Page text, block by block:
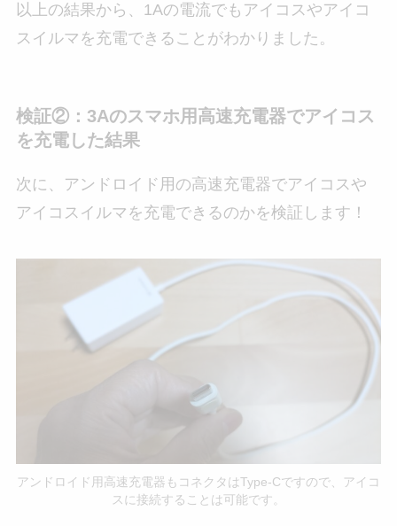
以上の結果から、1Aの電流でもアイコスやアイコ
スイルマを充電できることがわかりました。
検証②：3Aのスマホ用高速充電器でアイコス
を充電した結果
次に、アンドロイド用の高速充電器でアイコスや
アイコスイルマを充電できるのかを検証します！
アンドロイド用高速充電器もコネクタはType-Cですので、アイコ
スに接続することは可能です。